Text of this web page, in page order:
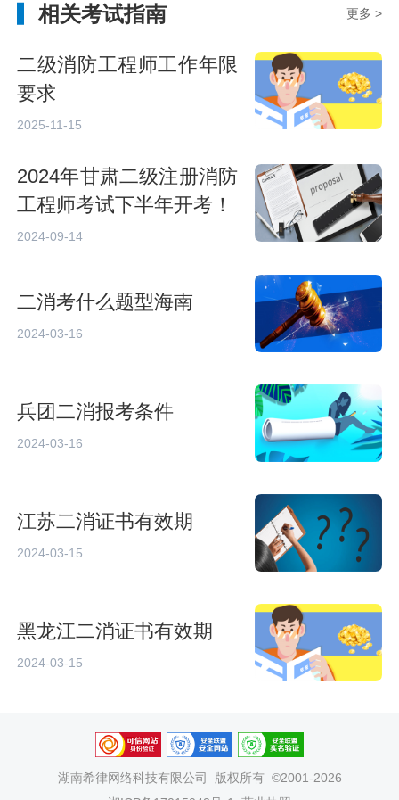
相关考试指南 更多 >
二级消防工程师工作年限
要求
2025-11-15
2024年甘肃二级注册消防
工程师考试下半年开考！
2024-09-14
二消考什么题型海南
2024-03-16
兵团二消报考条件
2024-03-16
江苏二消证书有效期
2024-03-15
黑龙江二消证书有效期
2024-03-15
湖南希律网络科技有限公司
版权所有 ©2001-2026